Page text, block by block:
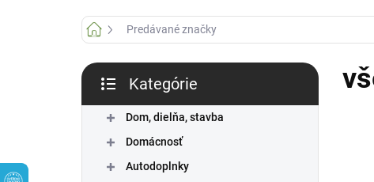
DomovPredávané značky
B
č
kategórie
Kategórie
Dom, dielňa, stavba
Domácnosť
Autodoplnky